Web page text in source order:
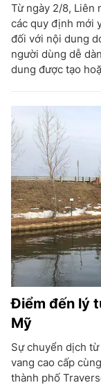
Từ ngày 2/8, Liên
các quy định mới
đối với nội dung
người dùng dễ
dung được tạo
Điểm đến lý
Mỹ
Sự chuyển dịch
vang cao cấp
thành phố